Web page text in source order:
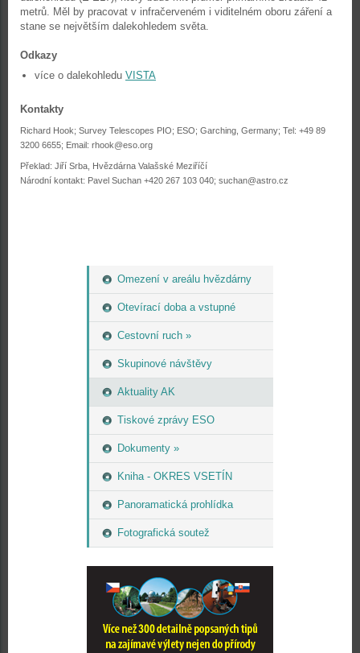
Omezení v areálu hvězdárny
Otevírací doba a vstupné
Cestovní ruch »
Skupinové návštěvy
Aktuality AK
Tiskové zprávy ESO
Dokumenty »
Kniha - OKRES VSETÍN
Panoramatická prohlídka
Fotografická soutež
metrů. Měl by pracovat v infračerveném i viditelném oboru záření a
stane se největším dalekohledem světa.
Odkazy
více o dalekohledu VISTA
Kontakty
Richard Hook; Survey Telescopes PIO; ESO; Garching, Germany; Tel: +49 89
3200 6655; Email: rhook@eso.org
Překlad: Jiří Srba, Hvězdárna Valašské Meziříčí
Národní kontakt: Pavel Suchan +420 267 103 040; suchan@astro.cz